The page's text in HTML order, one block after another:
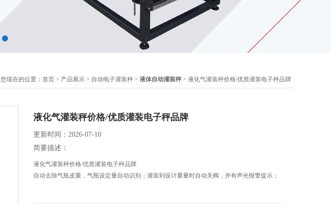
您现在的位置： 首页 > 产品展示 > 自动电子灌装秤 > 液体自动灌装秤> 液化气灌装秤价格/优质灌装电子秤品牌
液化气灌装秤价格/优质灌装电子秤品牌
更新时间：2026-07-10
简要描述：
液化气灌装秤价格/优质灌装电子秤品牌
自动去除气瓶皮重，气瓶设定量自动识别；灌装到设计重量时自动关阀，并有声光报警提示；